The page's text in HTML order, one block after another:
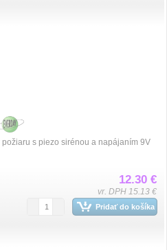
s piezo sirénou a napájaním 9V
12.30 €
vr. DPH 15.13 €
Pridať do košíka